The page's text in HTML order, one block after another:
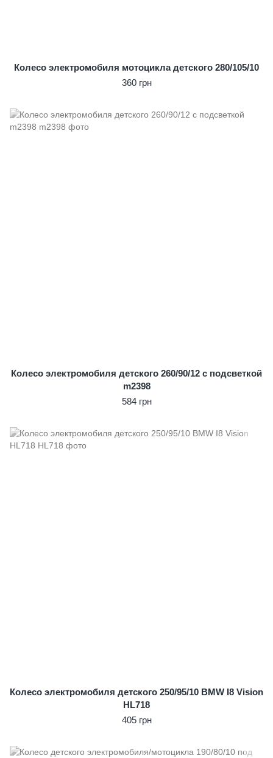
Колесо электромобиля мотоцикла детского 280/105/10
360 грн
Колесо электромобиля детского 260/90/12 с подсветкой
m2398
584 грн
Колесо электромобиля детского 250/95/10 BMW I8 Vision
HL718
405 грн